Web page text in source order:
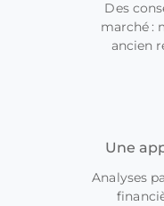
Des
marché :
ancien
Une
Analyses